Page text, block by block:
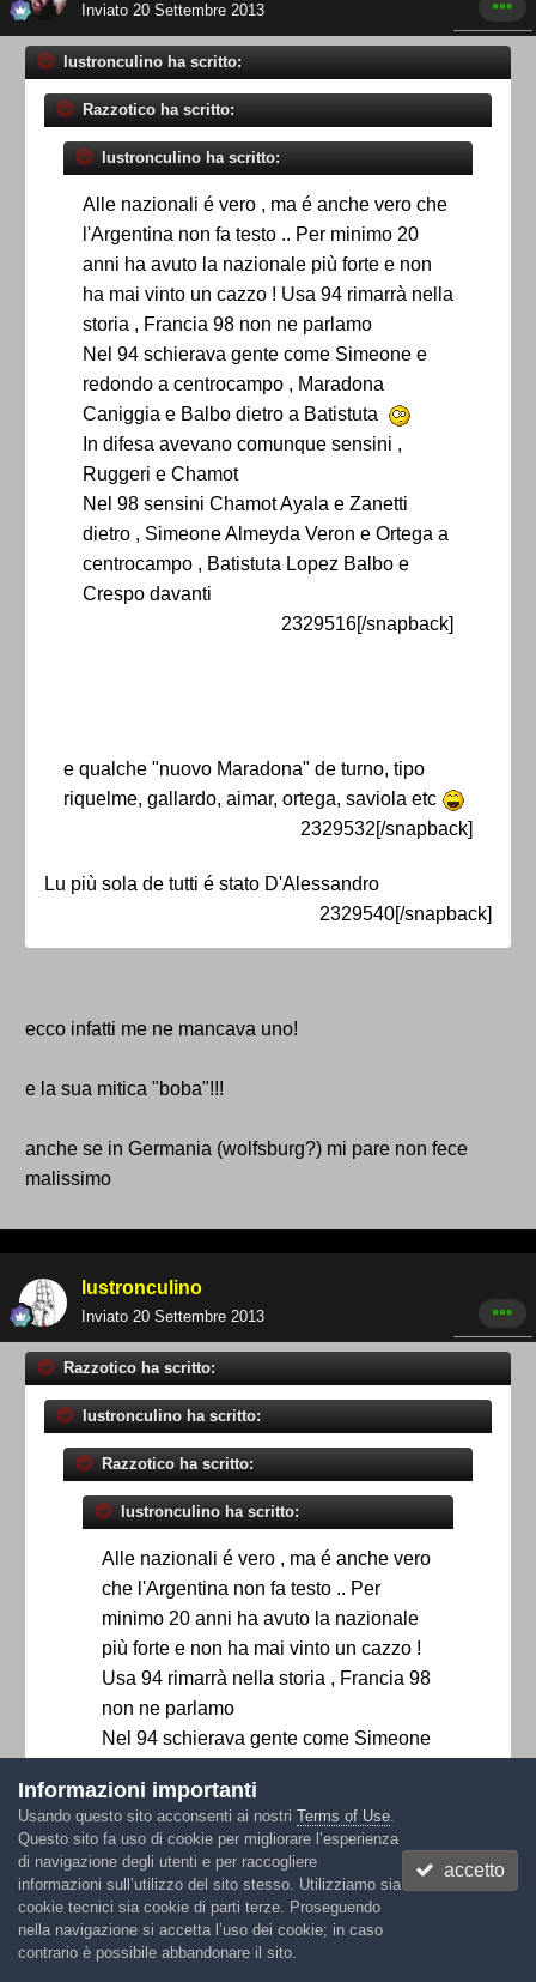
Inviato 20 Settembre 2013
lustronculino ha scritto:
Razzotico ha scritto:
lustronculino ha scritto:
Alle nazionali é vero , ma é anche vero che
l'Argentina non fa testo .. Per minimo 20
anni ha avuto la nazionale più forte e non
ha mai vinto un cazzo ! Usa 94 rimarrà nella
storia , Francia 98 non ne parlamo
Nel 94 schierava gente come Simeone e
redondo a centrocampo , Maradona
Caniggia e Balbo dietro a Batistuta
In difesa avevano comunque sensini ,
Ruggeri e Chamot
Nel 98 sensini Chamot Ayala e Zanetti
dietro , Simeone Almeyda Veron e Ortega a
centrocampo , Batistuta Lopez Balbo e
Crespo davanti
2329516[/snapback]
e qualche "nuovo Maradona" de turno, tipo
riquelme, gallardo, aimar, ortega, saviola etc
2329532[/snapback]
Lu più sola de tutti é stato D'Alessandro
2329540[/snapback]
ecco infatti me ne mancava uno!
e la sua mitica "boba"!!!
anche se in Germania (wolfsburg?) mi pare non fece
malissimo
lustronculino
Inviato 20 Settembre 2013
Razzotico ha scritto:
lustronculino ha scritto:
Razzotico ha scritto:
lustronculino ha scritto:
Alle nazionali é vero , ma é anche vero
che l'Argentina non fa testo .. Per
minimo 20 anni ha avuto la nazionale
più forte e non ha mai vinto un cazzo !
Usa 94 rimarrà nella storia , Francia 98
non ne parlamo
Nel 94 schierava gente come Simeone
Caniggia e Balbo dietro a Batistuta
In difesa avevano comunque sensini ,
Ruggeri e Chamot
Nel 98 sensini Chamot Ayala e Zanetti
dietro , Simeone Almeyda Veron e
Ortega a centrocampo , Batistuta
Informazioni importanti
Usando questo sito acconsenti ai nostri Terms of Use.
Questo sito fa uso di cookie per migliorare l’esperienza
di navigazione degli utenti e per raccogliere
informazioni sull’utilizzo del sito stesso. Utilizziamo sia
cookie tecnici sia cookie di parti terze. Proseguendo
nella navigazione si accetta l’uso dei cookie; in caso
contrario è possibile abbandonare il sito.
accetto